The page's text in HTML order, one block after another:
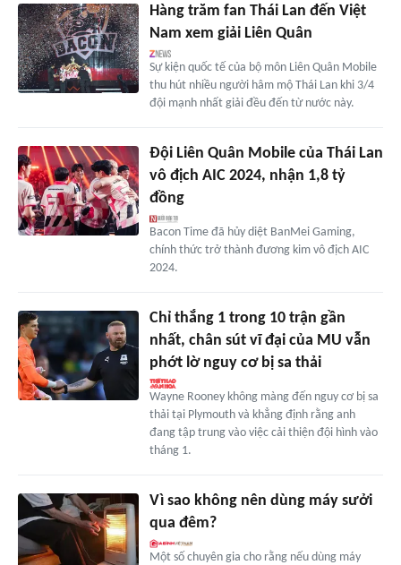
Hàng trăm fan Thái Lan đến Việt
Nam xem giải Liên Quân
Sự kiện quốc tế của bộ môn Liên Quân Mobile
thu hút nhiều người hâm mộ Thái Lan khi 3/4
đội mạnh nhất giải đều đến từ nước này.
Đội Liên Quân Mobile của Thái Lan
vô địch AIC 2024, nhận 1,8 tỷ
đồng
Bacon Time đã hủy diệt BanMei Gaming,
chính thức trở thành đương kim vô địch AIC
2024.
Chỉ thắng 1 trong 10 trận gần
nhất, chân sút vĩ đại của MU vẫn
phớt lờ nguy cơ bị sa thải
Wayne Rooney không màng đến nguy cơ bị sa
thải tại Plymouth và khẳng định rằng anh
đang tập trung vào việc cải thiện đội hình vào
tháng 1.
Vì sao không nên dùng máy sưởi
qua đêm?
Một số chuyên gia cho rằng nếu dùng máy